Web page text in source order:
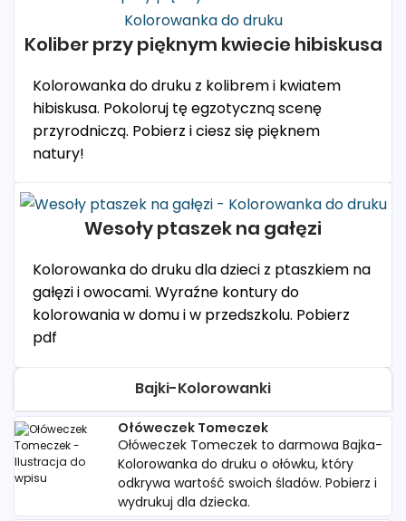
Koliber przy pięknym kwiecie hibiskusa
Kolorowanka do druku z kolibrem i kwiatem
hibiskusa. Pokoloruj tę egzotyczną scenę
przyrodniczą. Pobierz i ciesz się pięknem
natury!
Wesoły ptaszek na gałęzi
Kolorowanka do druku dla dzieci z ptaszkiem na
gałęzi i owocami. Wyraźne kontury do
kolorowania w domu i w przedszkolu. Pobierz
pdf
Bajki-Kolorowanki
Ołóweczek Tomeczek
Ołóweczek Tomeczek to darmowa Bajka-
Kolorowanka do druku o ołówku, który
odkrywa wartość swoich śladów. Pobierz i
wydrukuj dla dziecka.